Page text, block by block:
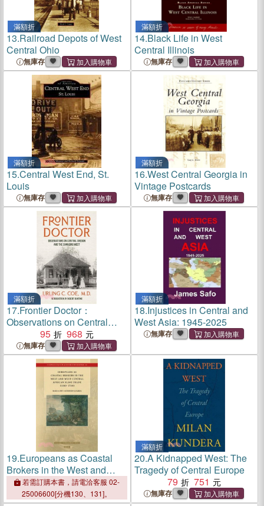
滿額折
13.Railroad Depots of West
Central Ohio
無庫存
滿額折
14.Black Life in West
Central Illinois
無庫存
滿額折
15.Central West End, St.
Louis
無庫存
滿額折
16.West Central Georgia in
Vintage Postcards
無庫存
滿額折
17.Frontier Doctor：
Observations on Central
Oregon and the Changing
West
95 968
無庫存
滿額折
18.Injustices in Central and
West Asia: 1945-2025
無庫存
19.Europeans as Coastal
Brokers in the West and
West-Central African Slave
Trade (1680-1720)
若需訂購本書，請電洽客服 02-
25006600[分機130、131]。
滿額折
20.A Kidnapped West: The
Tragedy of Central Europe
79
751
無庫存